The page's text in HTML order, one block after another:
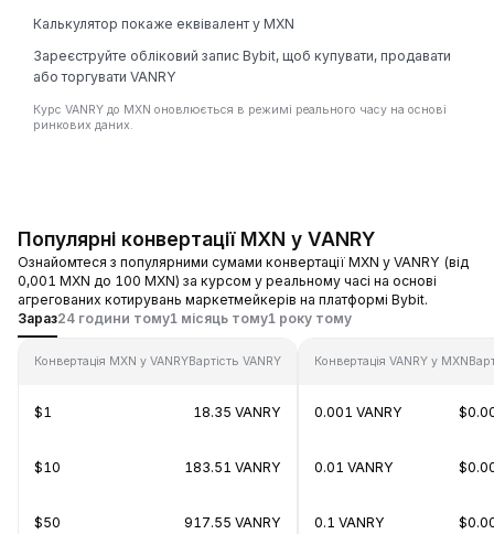
Калькулятор покаже еквівалент у MXN
Зареєструйте обліковий запис Bybit, щоб купувати, продавати
або торгувати VANRY
Курс VANRY до MXN оновлюється в режимі реального часу на основі
ринкових даних.
Популярні конвертації MXN у VANRY
Ознайомтеся з популярними сумами конвертації MXN у VANRY (від
0,001 MXN до 100 MXN) за курсом у реальному часі на основі
агрегованих котирувань маркетмейкерів на платформі Bybit.
Зараз24 години тому1 місяць тому1 року тому
Конвертація MXN у VANRYВартість VANRY
$1 18.35 VANRY
$10 183.51 VANRY
$50 917.55 VANRY
Конвертація VANRY у MXN
0.001 VANRY
0.01 VANRY
0.1 VANRY